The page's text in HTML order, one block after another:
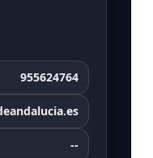
955624764
--